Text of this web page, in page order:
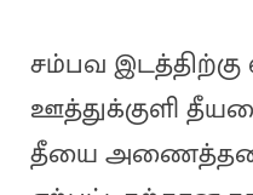
சம்பவ
ஊத்துக்குளி
தீயை